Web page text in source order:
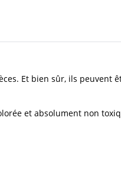
Et bien sûr, ils peuvent
et absolument non